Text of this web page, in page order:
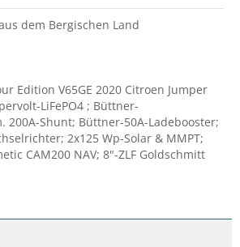
dem Bergischen Land
Edition V65GE 2020 Citroen Jumper
LiFePO4 ; Büttner-
200A-Shunt; Büttner-50A-Ladebooster;
2x125 Wp-Solar & MMPT;
CAM200 NAV; 8"-ZLF Goldschmitt